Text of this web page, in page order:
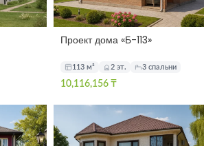
Проект дома «Б-113»
113 м² 2 эт. 3 спальни
10,116,156 ₸